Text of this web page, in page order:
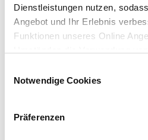
Dienstleistungen nutzen,
Angebot und Ihr Erlebnis
Funktionen unseres Online
Notwendige Cookies
Präferenzen
Links